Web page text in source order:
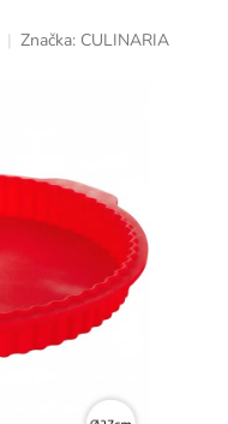
Značka: CULINARIA